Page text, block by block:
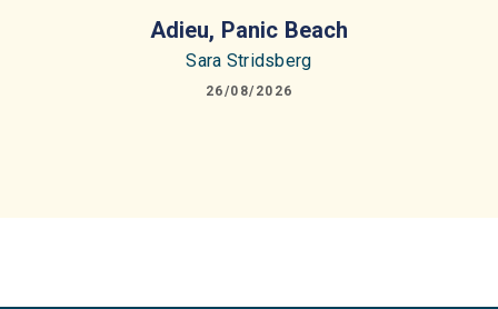
Adieu, Panic Beach
Sara Stridsberg
26/08/2026